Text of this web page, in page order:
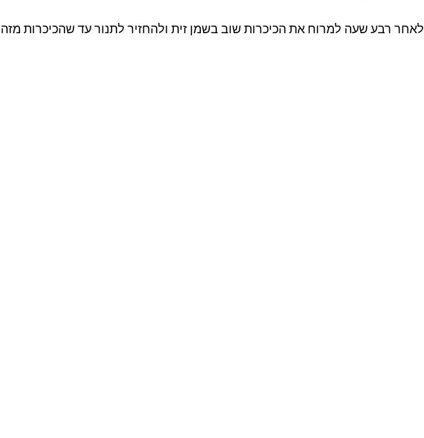
לאחר רבע שעה למרוח את הכיכרות שוב בשמן זית ולהחזיר לתנור עד שהכיכרות